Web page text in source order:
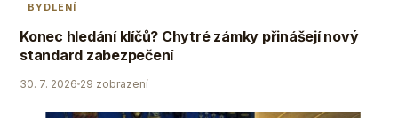
BYDLENÍ
Konec hledání klíčů? Chytré zámky přinášejí nový
standard zabezpečení
30. 7. 2026 29 zobrazení